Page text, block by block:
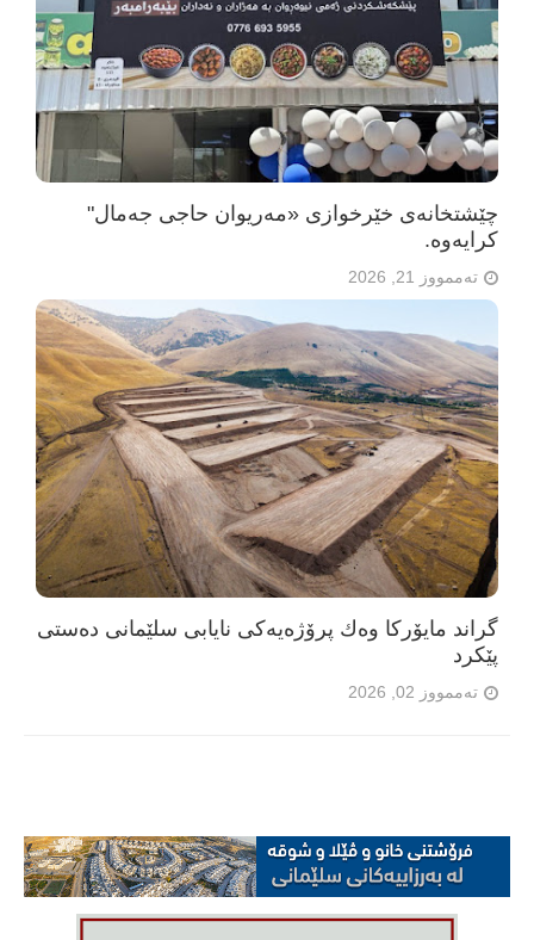
چێشتخانەی خێرخوازی «مەریوان حاجی جەمال"
كرایه‌وه‌.
تەممووز 21, 2026
گراند مایۆرکا وەك پرۆژەیەکی نایابی سلێمانی دەستی
پێکرد
تەممووز 02, 2026